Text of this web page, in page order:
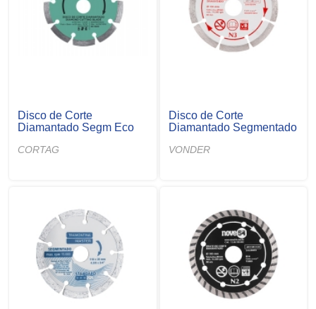
Disco de Corte
Diamantado Segm Eco
CORTAG
Disco de Corte
Diamantado Segmentado
VONDER